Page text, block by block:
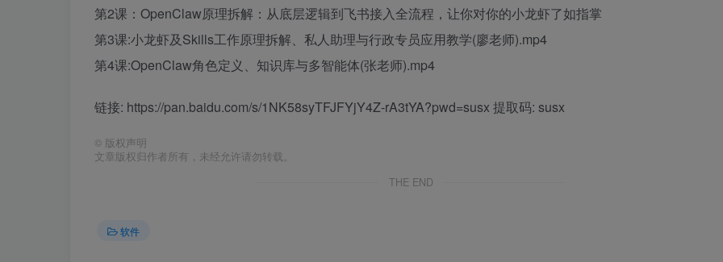
第2课：OpenClaw原理拆解：从底层逻辑到飞书接入全流程，让你对你的小龙虾了如指掌
第3课:小龙虾及Skills工作原理拆解、私人助理与行政专员应用教学(廖老师).mp4
第4课:OpenClaw角色定义、知识库与多智能体(张老师).mp4
链接: https://pan.baidu.com/s/1NK58syTFJFYjY4Z-rA3tYA?pwd=susx 提取码: susx
© 版权声明
文章版权归作者所有，未经允许请勿转载。
THE END
软件